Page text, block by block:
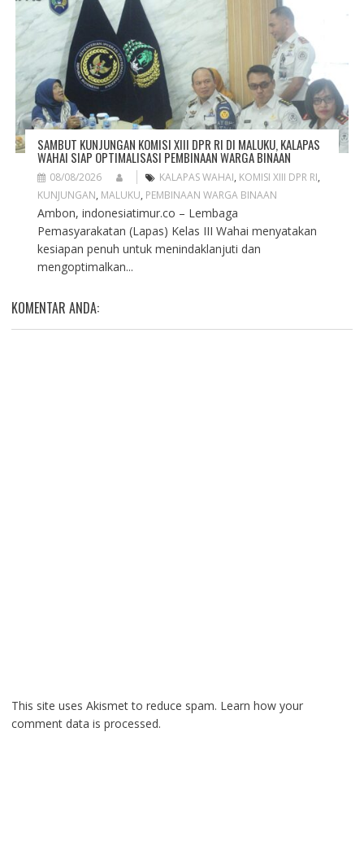
SAMBUT KUNJUNGAN KOMISI XIII DPR RI DI MALUKU, KALAPAS
WAHAI SIAP OPTIMALISASI PEMBINAAN WARGA BINAAN
08/08/2026 KALAPAS WAHAI, KOMISI XIII DPR RI,
KUNJUNGAN, MALUKU, PEMBINAAN WARGA BINAAN
Ambon, indonesiatimur.co – Lembaga
Pemasyarakatan (Lapas) Kelas III Wahai menyatakan
kesiapan penuh untuk menindaklanjuti dan
mengoptimalkan...
KOMENTAR ANDA:
This site uses Akismet to reduce spam. Learn how your
comment data is processed.